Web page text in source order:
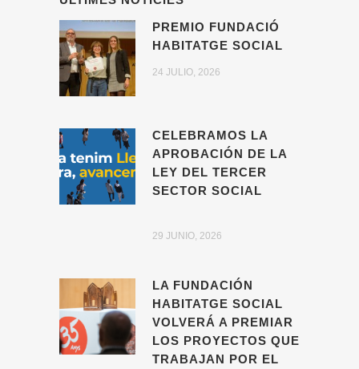
PREMIO FUNDACIÓ
HABITATGE SOCIAL
24 JULIO, 2026
CELEBRAMOS LA
APROBACIÓN DE LA
LEY DEL TERCER
SECTOR SOCIAL
29 JUNIO, 2026
LA FUNDACIÓN
HABITATGE SOCIAL
VOLVERÁ A PREMIAR
LOS PROYECTOS QUE
TRABAJAN POR EL